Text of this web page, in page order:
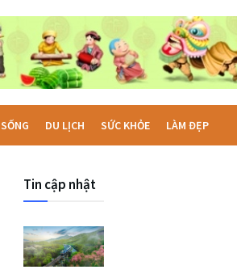
DU LỊCH SỨC KHỎE LÀM ĐẸP
Tin cập nhật